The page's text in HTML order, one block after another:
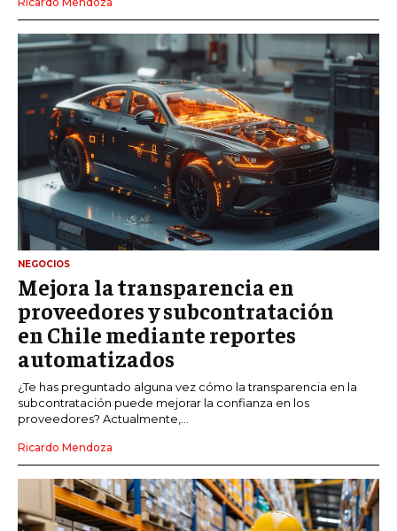
NEGOCIOS
Mejora la transparencia en
proveedores y subcontratación
en Chile mediante reportes
automatizados
¿Te has preguntado alguna vez cómo la transparencia en la
subcontratación puede mejorar la confianza en los
proveedores? Actualmente,...
Ricardo Mendoza